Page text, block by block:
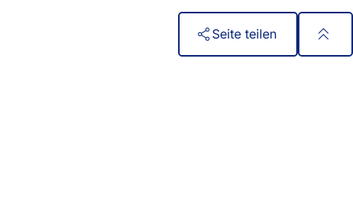
Seite teilen